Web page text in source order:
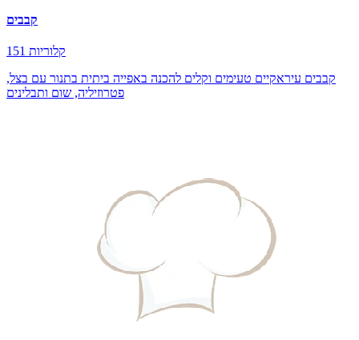
קבבים
151 קלוריות
קבבים עיראקיים טעימים וקלים להכנה באפייה ביתית בתנור עם בצל,
פטרוזיליה, שום ותבלינים